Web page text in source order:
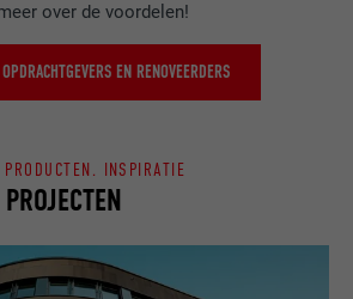
over de voordelen!
EN RENOVEERDERS
INSPIRATIE
van doelgerichte reclame voor
gebruiker.
door Pinterest gebruikt om het